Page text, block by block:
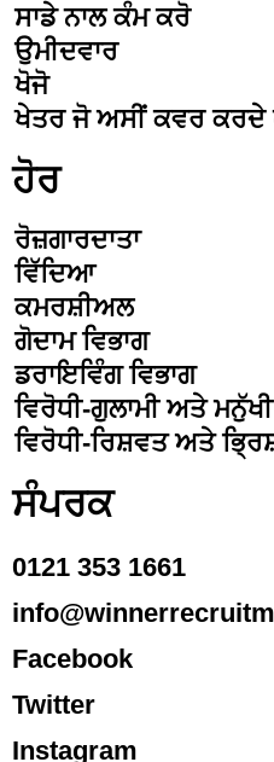
ਸਾਡੇ ਨਾਲ ਕੰਮ ਕਰੋ
ਉਮੀਦਵਾਰ
ਖੋਜੋ
ਖੇਤਰ ਜੋ ਅਸੀਂ ਕਵਰ ਕਰਦੇ
ਹੋਰ
ਰੋਜ਼ਗਾਰਦਾਤਾ
ਵਿੱਦਿਆ
ਕਮਰਸ਼ੀਅਲ
ਗੋਦਾਮ ਵਿਭਾਗ
ਡਰਾਇਵਿੰਗ ਵਿਭਾਗ
ਵਿਰੋਧੀ-ਗੁਲਾਮੀ ਅਤੇ
ਵਿਰੋਧੀ-ਰਿਸ਼ਵਤ ਅਤੇ
ਸੰਪਰਕ
0121 353 1661
Facebook
Twitter
Instagram